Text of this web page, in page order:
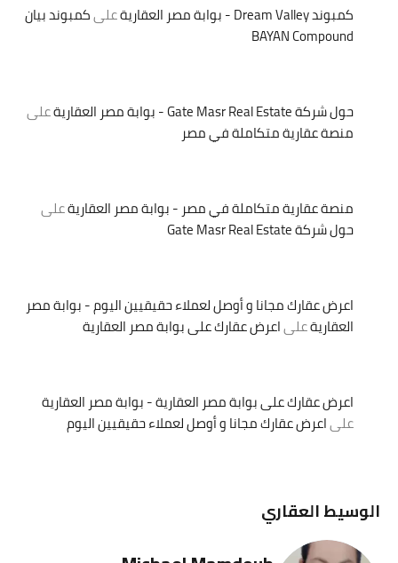
كمبوند Dream Valley - بوابة مصر العقارية علىكمبوند بيان
BAYAN Compound
حول شركة Gate Masr Real Estate - بوابة مصر العقارية
على
منصة عقارية متكاملة في مصر
منصة عقارية متكاملة في مصر - بوابة مصر العقاريةعلى
حول شركة Gate Masr Real Estate
اعرض عقارك مجانا و أوصل لعملاء حقيقيين اليوم - بوابة مصر
العقاريةعلىاعرض عقارك على بوابة مصر العقارية
اعرض عقارك على بوابة مصر العقارية - بوابة مصر العقارية
علىاعرض عقارك مجانا و أوصل لعملاء حقيقيين اليوم
الوسيط العقاري